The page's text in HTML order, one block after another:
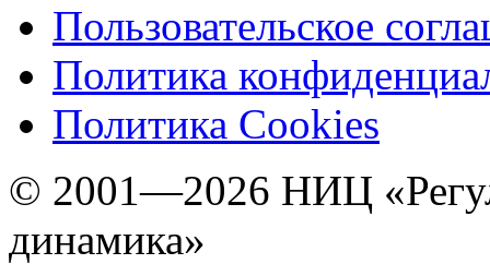
Пользовательское
Политика
Политика Cookies
© 2001—2026 НИЦ
динамика»